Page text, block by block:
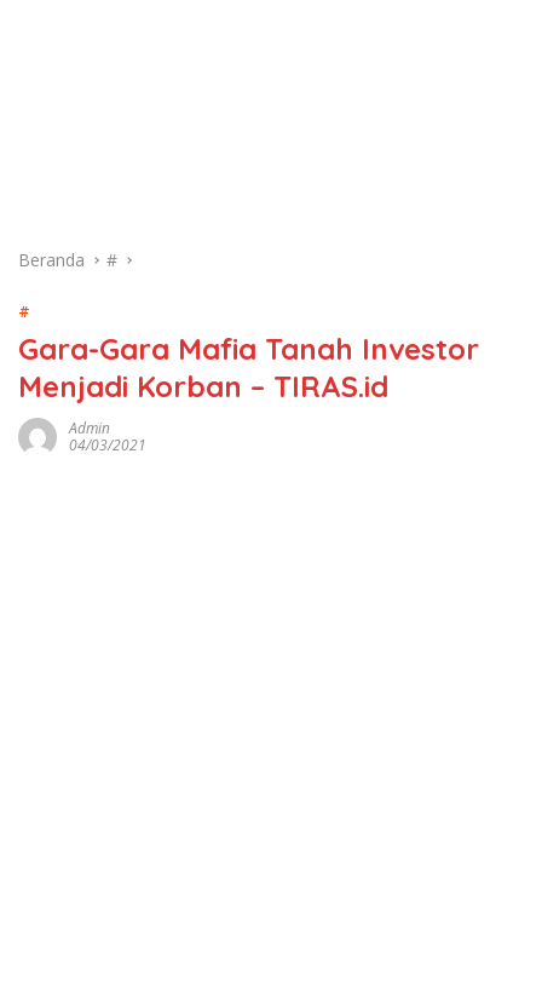
Beranda #
#
Gara-Gara Mafia Tanah Investor
Menjadi Korban – TIRAS.id
Admin
04/03/2021